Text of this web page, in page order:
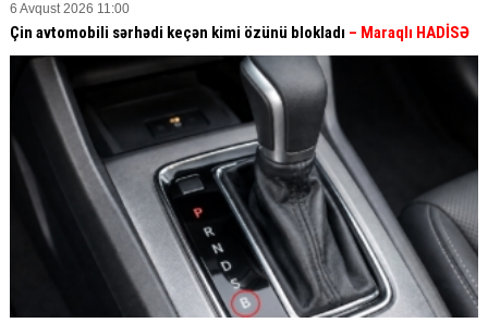
6 Avqust 2026 11:00
Çin avtomobili sərhədi keçən kimi özünü blokladı – Maraqlı HADİSƏ